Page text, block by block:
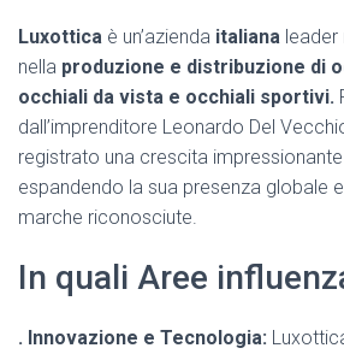
Luxottica è un’azienda italiana leader
nella produzione e distribuzione di
occhiali da vista e occhiali sportivi.
dall’imprenditore Leonardo Del
registrato una crescita
espandendo la sua presenza globale
marche riconosciute.
In quali Aree
. Innovazione e Tecnologia: